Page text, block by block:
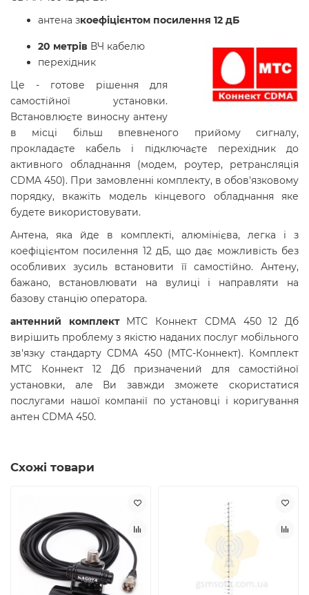
антена зкоефіцієнтом посилення 12 дБ
20 метрів ВЧ кабелю
перехідник
Це - готове рішення для
самостійної установки.
Встановлюєте виносну антену
в місці більш впевненого прийому сигналу,
прокладаєте кабель і підключаєте перехідник до
активного обладнання (модем, роутер, ретрансляція
СDMA 450). При замовленні комплекту, в обов'язковому
порядку, вкажіть модель кінцевого обладнання яке
будете використовувати.
Антена, яка йде в комплекті, алюмінієва, легка і з
коефіцієнтом посилення 12 дБ, що дає можливість без
особливих зусиль встановити її самостійно. Антену,
бажано, встановлювати на вулиці і направляти на
базову станцію оператора.
антенний комплектМТС Коннект CDMA 450 12 Дб
вирішить проблему з якістю наданих послуг мобільного
зв'язку стандарту CDMA 450 (МТС-Коннект). Комплект
МТС Коннект 12 Дб призначений для самостійної
установки, але Ви завжди зможете скористатися
послугами нашої компанії по установці і коригування
антен CDMA 450.
Схожі товари